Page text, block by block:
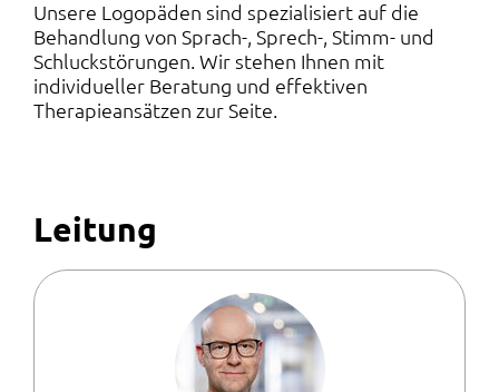
Unsere Logopäden sind spezialisiert auf die
Behandlung von Sprach-, Sprech-, Stimm- und
Schluckstörungen. Wir stehen Ihnen mit
individueller Beratung und effektiven
Therapieansätzen zur Seite.
Leitung